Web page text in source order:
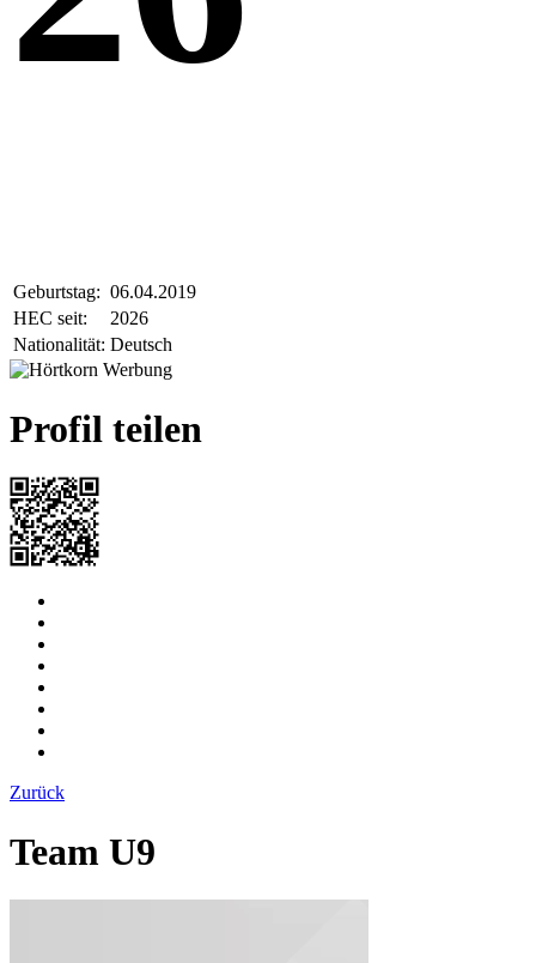
Geburtstag: 06.04.2019
HEC seit:
2026
Nationalität: Deutsch
Profil teilen
Zurück
Team U9